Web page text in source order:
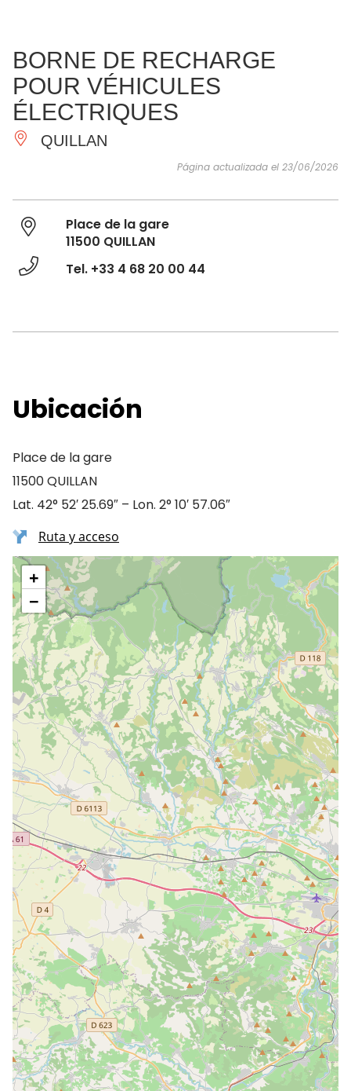
IMPRESCINDIBLES
HACER
INSPIRACIONES
BORNE DE RECHARGE
POUR VÉHICULES
ÉLECTRIQUES
QUILLAN
Página actualizada el 23/06/2026
Place de la gare
11500 QUILLAN
Tel. +33 4 68 20 00 44
Ubicación
Place de la gare
11500 QUILLAN
Lat. 42° 52′ 25.69″ – Lon. 2° 10′ 57.06″
Ruta y acceso
+
−